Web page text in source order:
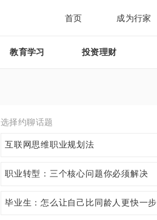
首页 成为行家
教育学习 投资理财
选择约聊话题
互联网思维职业规划法
职业转型：三个核心问题你必须解决
毕业生：怎么让自己比同龄人更快一步